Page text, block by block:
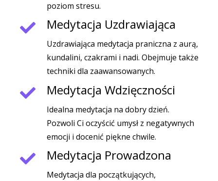
poziom stresu.
Medytacja Uzdrawiająca
Uzdrawiająca medytacja praniczna z aurą,
kundalini, czakrami i nadi. Obejmuje także
techniki dla zaawansowanych.
Medytacja Wdzięczności
Idealna medytacja na dobry dzień.
Pozwoli Ci oczyścić umysł z negatywnych
emocji i docenić piękne chwile.
Medytacja Prowadzona
Medytacja dla początkujących,